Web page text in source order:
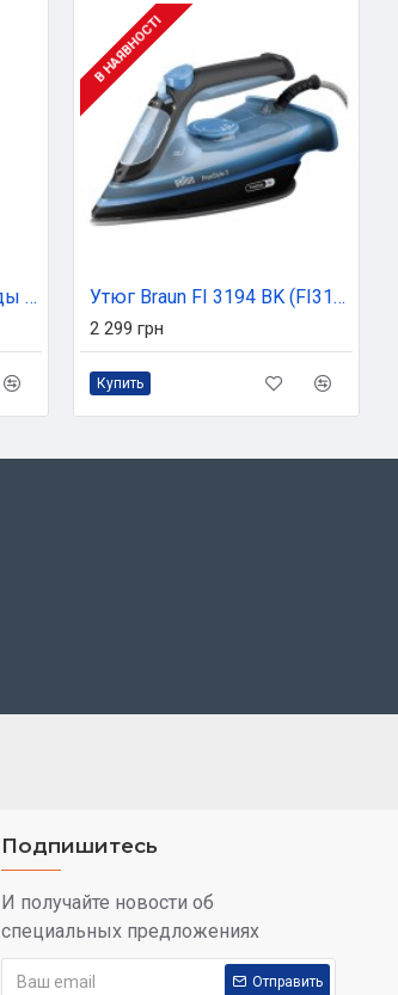
Отпариватель для одежды Tefal IT3280E1
В НАЯВНОСТІ
Утюг Braun FI 3194 BK (FI3194BK)
2 299 грн
Купить
Подпишитесь
И получайте новости об
специальных предложениях
Отправить